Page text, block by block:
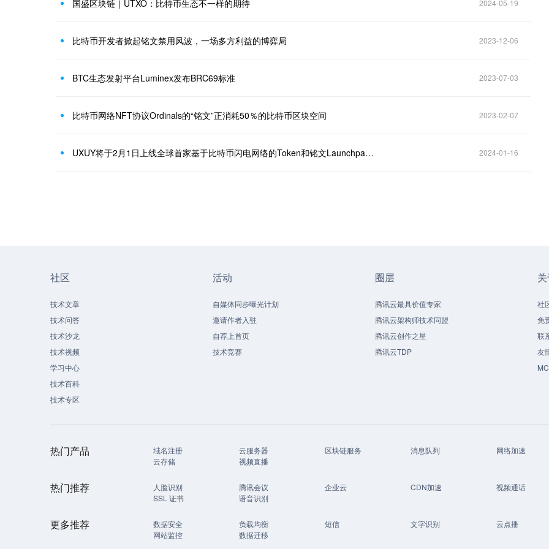
国盛区块链｜UTXO：比特币生态不一样的期待 2024-05-19
比特币开发者掀起铭文禁用风波，一场多方利益的博弈局 2023-12-06
BTC生态发射平台Luminex发布BRC69标准 2023-07-03
比特币网络NFT协议Ordinals的“铭文”正消耗50％的比特币区块空间 2023-02-07
UXUY将于2月1日上线全球首家基于比特币闪电网络的Token和铭文Launchpad，并开启首轮Free Launch 2024-01-16
社区
技术文章
技术问答
技术沙龙
技术视频
学习中心
技术百科
技术专区
活动
自媒体同步曝光计划
邀请作者入驻
自荐上首页
技术竞赛
圈层
腾讯云最具价值专家
腾讯云架构师技术同盟
腾讯云创作之星
腾讯云TDP
社
免
联
友
热门产品 域名注册 云服务器 区块链服务 消息队列
网络加速
云存储
视频直播
热门推荐 人脸识别 腾讯会议 企业云 CDN加速
视频通话
SSL 证书
语音识别
更多推荐 数据安全 负载均衡 短信 文字识别
云点播
网站监控
数据迁移